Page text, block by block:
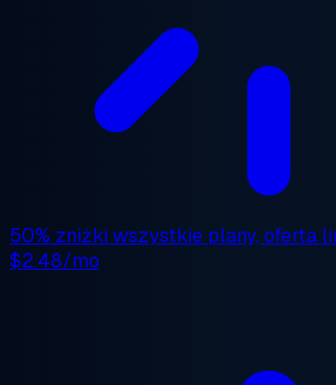
50% zniżki wszystkie plany, oferta
$2.48/mo